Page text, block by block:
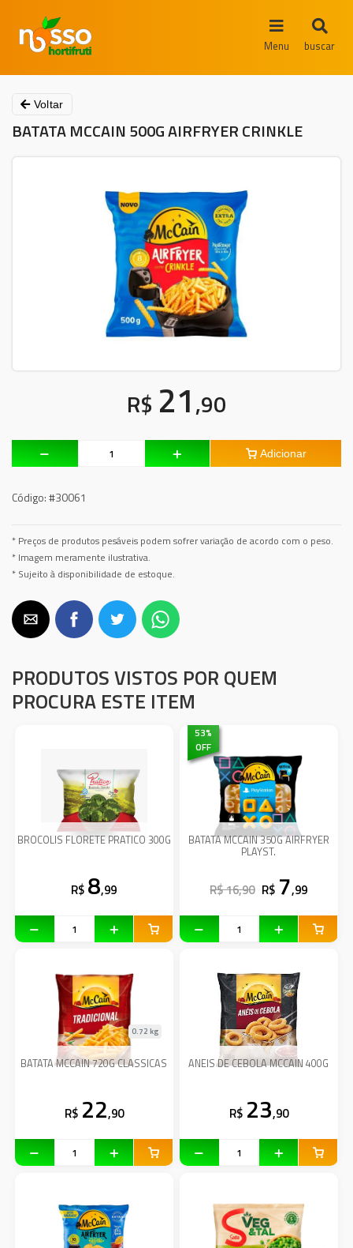
Menu buscar
Voltar
BATATA MCCAIN 500G AIRFRYER CRINKLE
R$ 21,90
Adicionar
Código:#30061
* Preços de produtos pesáveis podem sofrer variação de acordo com o peso.
* Imagem meramente ilustrativa.
* Sujeito à disponibilidade de estoque.
PRODUTOS VISTOS POR QUEM
PROCURA ESTE ITEM
BROCOLIS FLORETE PRATICO 300G
R$ 8,99
53%
OFF
BATATA MCCAIN 350G AIRFRYER
PLAYST.
R$ 16,90 R$ 7,99
BATATA MCCAIN 720G CLASSICAS
0.72 kg
R$ 22,90
ANEIS DE CEBOLA MCCAIN 400G
R$ 23,90